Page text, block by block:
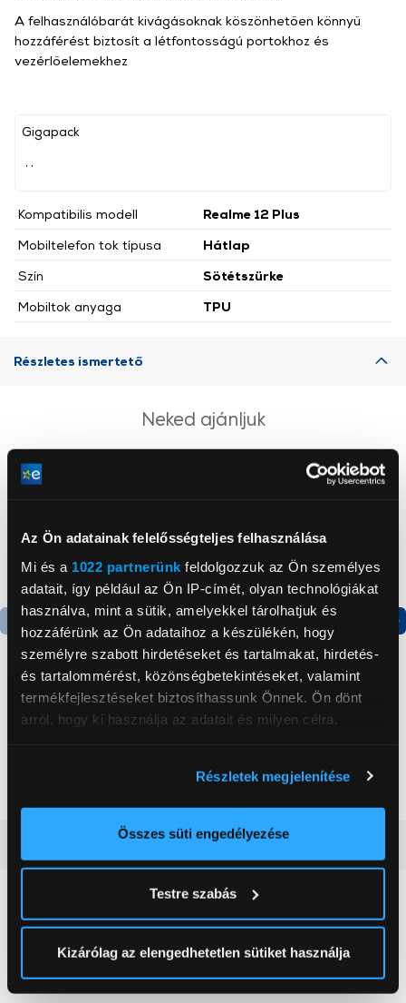
Az Ön adatainak felelősségteljes felhasználása
Mi és a 1022 partnerünk feldolgozzuk az Ön személyes
adatait, így például az Ön IP-címét, olyan technológiákat
használva, mint a sütik, amelyekkel tárolhatjuk és
hozzáférünk az Ön adataihoz a készülékén, hogy
személyre szabott hirdetéseket és tartalmakat, hirdetés-
és tartalommérést, közönségbetekintéseket, valamint
termékfejlesztéseket biztosíthassunk Önnek. Ön dönt
arról, hogy ki használja az adatait és milyen célra.
elhelyezkedéséről pár méteres pontossággal
Az Ön készülékén beazonosítása annak konkrét
módjairól és adja meg preferenciáit aRészletek
pontban. Bármikor módosíthatja vagy visszavonhatja a
Sütinyilatkozathoz való hozzájárulását.
Részletek megjelenítése
Összes süti engedélyezése
Testre szabás
Kizárólag az elengedhetetlen sütiket használja
Gigapack
Kompatibilis modell
Realme 12 Plus
Mobiltelefon tok típusa
Hátlap
Szín
Sötétszürke
Mobiltok anyaga
TPU
A felhasználóbarát kivágásoknak köszönhetően könnyű
hozzáférést biztosít a létfontosságú portokhoz és
vezérlőelemekhez
Részletes ismertető
Neked ajánljuk
Gorenje NRS8182KX Side
by side hűtőszekrény
Alulfagyasztós
179 999 Ft
0
0 értékelés